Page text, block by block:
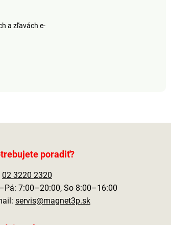
a zľavách e-
poradiť?
02 3220 2320
7:00–20:00, So 8:00–16:00
servis@magnet3p.sk